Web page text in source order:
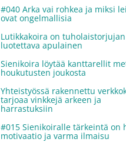
#040 Arka vai rohkea ja miksi
ovat ongelmallisia
Lutikkakoira on tuholaistorjujan
luotettava apulainen
Sienikoira löytää kanttarellit
houkutusten joukosta
Yhteistyössä rakennettu
tarjoaa vinkkejä arkeen ja
harrastuksiin
#015 Sienikoiralle tärkeintä on
motivaatio ja varma ilmaisu